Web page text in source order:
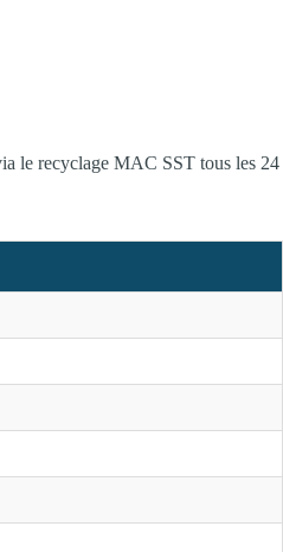
le recyclage MAC SST tous les 24